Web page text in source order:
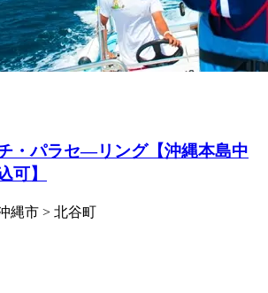
・パラセ―リング【沖縄本島中
可】
縄市 > 北谷町